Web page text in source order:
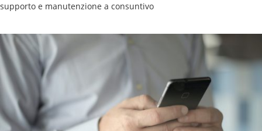
supporto e manutenzione a consuntivo